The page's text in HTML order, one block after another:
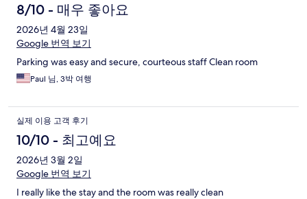
8/10 - 매우 좋아요
2026년 4월 23일
Google 번역 보기
Parking was easy and secure, courteous staff Clean room
Paul 님, 3박 여행
실제 이용 고객 후기
10/10 - 최고예요
2026년 3월 2일
Google 번역 보기
I really like the stay and the room was really clean